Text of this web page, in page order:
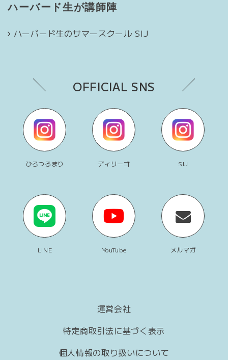
ハーバード生が講師陣
ハーバード生のサマースクール SIJ
OFFICIAL SNS
ひろつるまり ディリーゴ SIJ
LINE YouTube メルマガ
運営会社
特定商取引法に基づく表示
個人情報の取り扱いについて